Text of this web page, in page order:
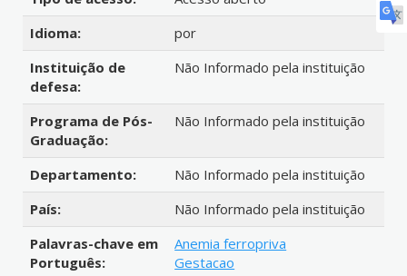
Idioma:
por
Instituição de
defesa:
Não Informado pela instituição
Programa de Pós-
Graduação:
Não Informado pela instituição
Departamento:
Não Informado pela instituição
País:
Não Informado pela instituição
Palavras-chave em
Português:
Anemia ferropriva
Gestacao